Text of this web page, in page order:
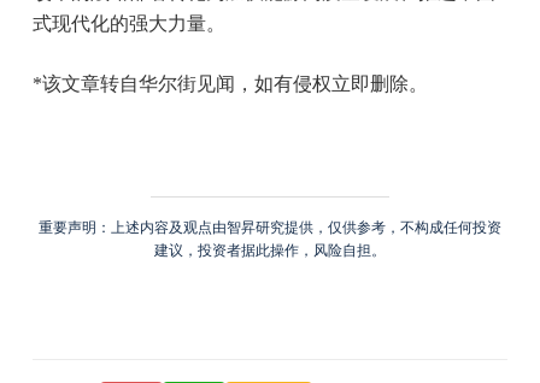
式现代化的强大力量。
*该文章转自华尔街见闻，如有侵权立即删除。
重要声明：上述内容及观点由智昇研究提供，仅供参考，不构成任何投资
建议，投资者据此操作，风险自担。